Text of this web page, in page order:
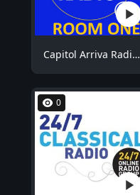
Capitol Arriva Radio ROOM1
0